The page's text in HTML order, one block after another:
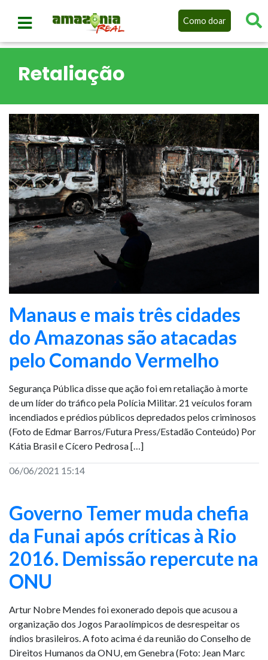
Como doar
Retaliação
Manaus e mais três cidades
do Amazonas são atacadas
pelo Comando Vermelho
Segurança Pública disse que ação foi em retaliação à morte
de um líder do tráfico pela Polícia Militar. 21 veículos foram
incendiados e prédios públicos depredados pelos criminosos
(Foto de Edmar Barros/Futura Press/Estadão Conteúdo) Por
Kátia Brasil e Cícero Pedrosa […]
06/06/2021 15:14
Governo Temer muda chefia
da Funai após críticas à Rio
2016. Demissão repercute na
ONU
Artur Nobre Mendes foi exonerado depois que acusou a
organização dos Jogos Paraolímpicos de desrespeitar os
índios brasileiros. A foto acima é da reunião do Conselho de
Direitos Humanos da ONU, em Genebra (Foto: Jean Marc